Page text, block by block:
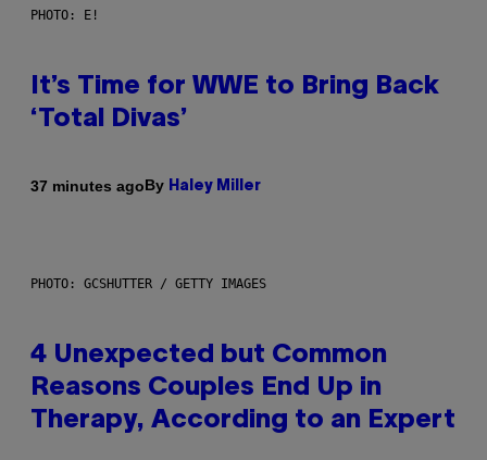
PHOTO: E!
It’s Time for WWE to Bring Back
‘Total Divas’
37 minutes agoBy Haley Miller
PHOTO: GCSHUTTER / GETTY IMAGES
4 Unexpected but Common
Reasons Couples End Up in
Therapy, According to an Expert